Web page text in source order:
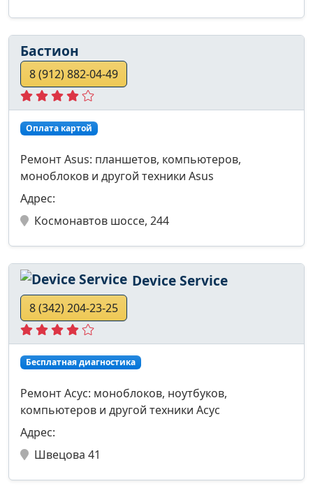
Бастион
8 (912) 882-04-49
Оплата картой
Ремонт Asus: планшетов, компьютеров,
моноблоков и другой техники Asus
Адрес:
Космонавтов шоссе, 244
Device Service
8 (342) 204-23-25
Бесплатная диагностика
Ремонт Асус: моноблоков, ноутбуков,
компьютеров и другой техники Асус
Адрес:
Швецова 41